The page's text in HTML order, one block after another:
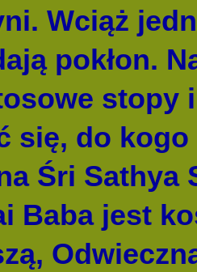
Wciąż
pokłon.
stopy
się, do
Śri Sathya
Baba jest